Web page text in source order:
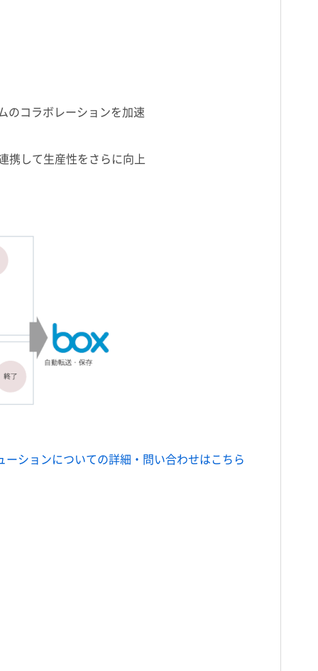
のコラボレーションを加速
携して生産性をさらに向上
ーションについての詳細・問い合わせはこちら